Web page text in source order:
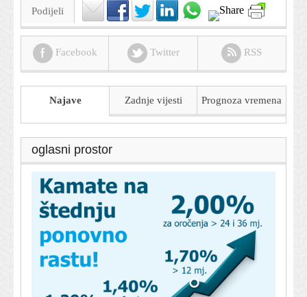
Podijeli
Facebook Twitter RSS
Najave Zadnje vijesti Prognoza vremena
oglasni prostor